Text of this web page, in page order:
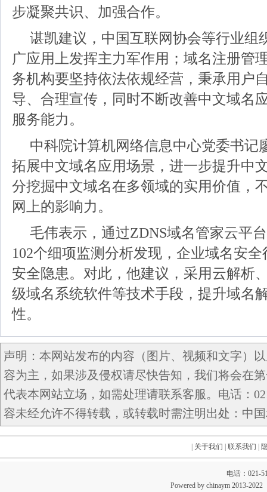
步凝聚共识、加强合作。
谌凯建议，中国互联网协会等行业组
广应用上发挥主力军作用；域名注册管
务机构要坚持依法依规经营，秉承用户
导、合理宣传，同时不断改善中文域名
服务能力。
中科院计算机网络信息中心党委书记
拓展中文域名应用场景，进一步提升中
分挖掘中文域名在多领域的实用价值，
网上的影响力。
毛伟表示，通过ZDNS域名管家云平
102个细项监测分析发现，企业域名安
安全隐患。对此，他建议，采用云解析
级域名系统软件等技术手段，提升域名
性。
声明：本网站发布的内容（图片、视频和文字）
容为主，如果涉及侵权请尽快告知，我们将会在
代表本网站立场，如需处理请联系客服。电话：
容未经允许不得转载，或转载时需注明出处：中国
关于我们 联系我们
电话：021-
Powered by chinaym 2013-